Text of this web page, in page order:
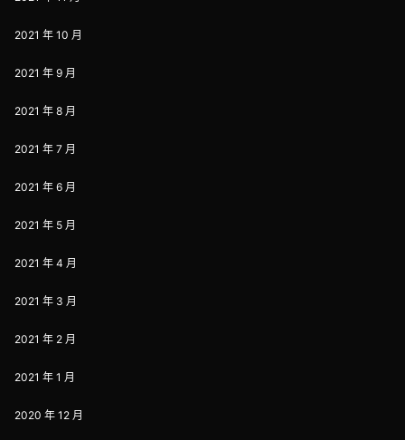
2021 年 10 月
2021 年 9 月
2021 年 8 月
2021 年 7 月
2021 年 6 月
2021 年 5 月
2021 年 4 月
2021 年 3 月
2021 年 2 月
2021 年 1 月
2020 年 12 月